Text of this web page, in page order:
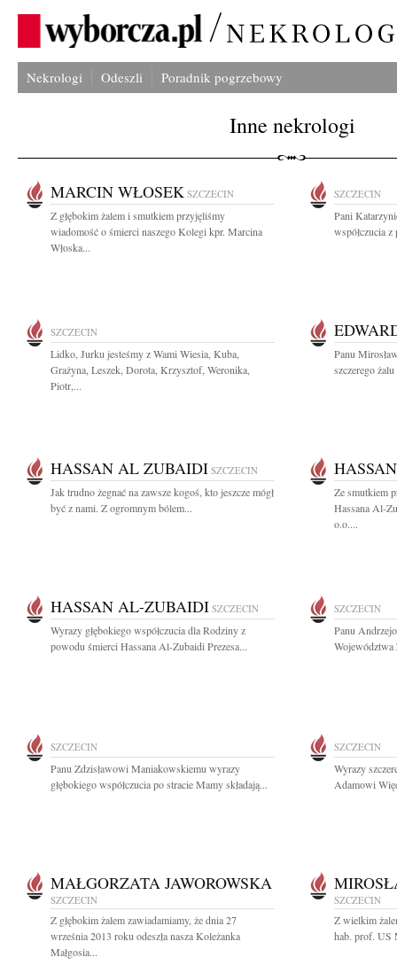
Nekrologi Odeszli Poradnik pogrzebowy
Inne nekrologi
MARCIN WŁOSEK SZCZECIN
Z głębokim żalem i smutkiem przyjęliśmy
wiadomość o śmierci naszego Kolegi kpr. Marcina
Włoska...
SZCZECIN
Pani
współczucia
SZCZECIN
Lidko, Jurku jesteśmy z Wami Wiesia, Kuba,
Grażyna, Leszek, Dorota, Krzysztof, Weronika,
Piotr,...
Panu
szczerego
HASSAN AL ZUBAIDI SZCZECIN
Jak trudno żegnać na zawsze kogoś, kto jeszcze mógł
być z nami. Z ogromnym bólem...
Ze smutkiem
Hassana Al-
o.o....
HASSAN AL-ZUBAIDI SZCZECIN
Wyrazy głębokiego współczucia dla Rodziny z
powodu śmierci Hassana Al-Zubaidi Prezesa...
SZCZECIN
Panu
Województwa
SZCZECIN
Panu Zdzisławowi Maniakowskiemu wyrazy
głębokiego współczucia po stracie Mamy składają...
SZCZECIN
Wyrazy
Adamowi
MAŁGORZATA JAWOROWSKA
SZCZECIN
Z głębokim żalem zawiadamiamy, że dnia 27
września 2013 roku odeszła nasza Koleżanka
Małgosia...
SZCZECIN
Z wielkim
hab. prof. US